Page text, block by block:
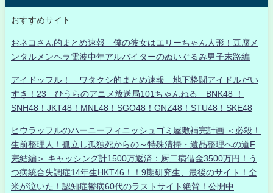
おすすめサイト
おネコさん的まとめ速報 僕の彼女はエリーちゃん人形！豆腐メ
ンタルメンヘラ電波中年アルバイターのぬいぐるみ男子末路編
アイドッフル！ ワタクシ的まとめ速報 地下格闘アイドルだい
すき！23 ひうらのアニメ放送局101ちゃんねる BNK48 ！
SNH48！JKT48！MNL48！SGO48！GNZ48！STU48！SKE48
ヒウラッフルのハーニーフィニッシュゴミ屋敷補完計画 ＜必殺！
生前整理人！孤立し孤独死からの～特殊清掃・遺品整理への道F
完結編＞ キャッシング計1500万返済：厨二病借金3500万円！う
つ病統合失調症14年生HKT46！！9期研究生、最後のサイト！全
米が泣いた！認知症鬱病60代のラストサイト絶賛！公開中